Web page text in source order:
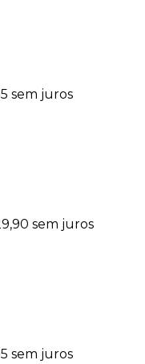
sem juros
sem juros
sem juros